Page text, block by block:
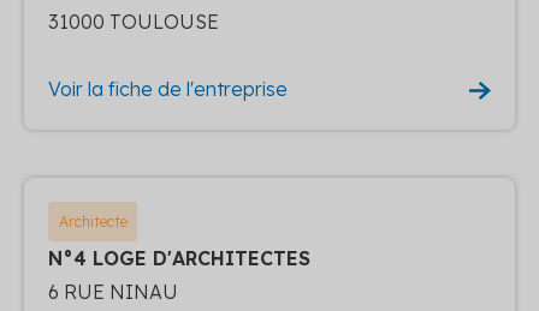
31000 TOULOUSE
Voir la fiche de l'entreprise
Architecte
N°4 LOGE D'ARCHITECTES
6 RUE NINAU